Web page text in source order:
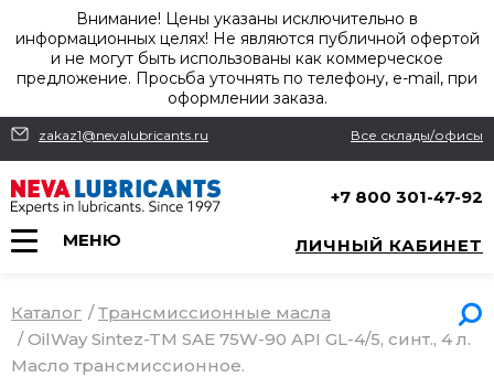
Внимание! Цены указаны исключительно в
информационных целях! Не являются публичной офертой
и не могут быть использованы как коммерческое
предложение. Просьба уточнять по телефону, e-mail, при
оформлении заказа.
zakaz1@nevalubricants.ru Все склады/офисы
+7 800 301-47-92
МЕНЮ ЛИЧНЫЙ КАБИНЕТ
Каталог / Трансмиссионные масла
/ OilWay Sintez-TM SAE 75W-90 API GL-4/5, синт., 4 л.
Масло трансмиссионное.